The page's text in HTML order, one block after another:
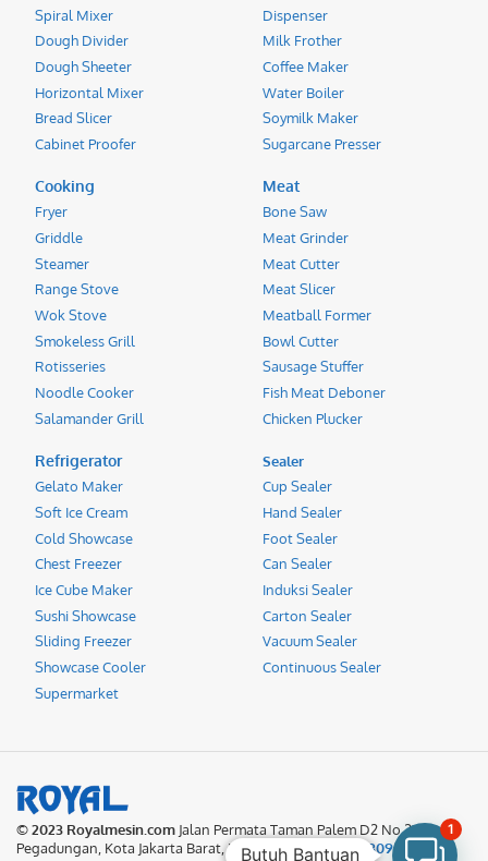
Spiral Mixer
Dough Divider
Dough Sheeter
Horizontal Mixer
Bread Slicer
Cabinet Proofer
Dispenser
Milk Frother
Coffee Maker
Water Boiler
Soymilk Maker
Sugarcane Presser
Cooking
Fryer
Griddle
Steamer
Range Stove
Wok Stove
Smokeless Grill
Rotisseries
Noodle Cooker
Salamander Grill
Meat
Bone Saw
Meat Grinder
Meat Cutter
Meat Slicer
Meatball Former
Bowl Cutter
Sausage Stuffer
Fish Meat Deboner
Chicken Plucker
Refrigerator
Gelato Maker
Soft Ice Cream
Cold Showcase
Chest Freezer
Ice Cube Maker
Sushi Showcase
Sliding Freezer
Showcase Cooler
Supermarket
Sealer
Cup Sealer
Hand Sealer
Foot Sealer
Can Sealer
Induksi Sealer
Carton Sealer
Vacuum Sealer
Continuous Sealer
© 2023 Royalmesin.com Jalan Permata Taman Palem D2 No.27
Pegadungan, Kota Jakarta Barat, DKI Jakarta. Call:021.2309.5266
Butuh Bantuan
1